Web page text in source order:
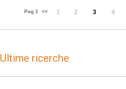
Pag 1 << 1 2 3 4
Ultime ricerche